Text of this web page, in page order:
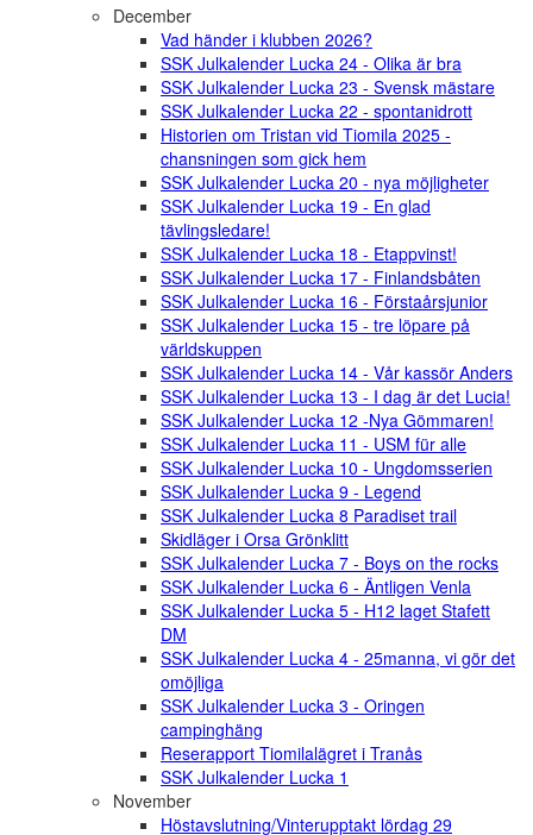
December
Vad händer i klubben 2026?
SSK Julkalender Lucka 24 - Olika är bra
SSK Julkalender Lucka 23 - Svensk mästare
SSK Julkalender Lucka 22 - spontanidrott
Historien om Tristan vid Tiomila 2025 -
chansningen som gick hem
SSK Julkalender Lucka 20 - nya möjligheter
SSK Julkalender Lucka 19 - En glad
tävlingsledare!
SSK Julkalender Lucka 18 - Etappvinst!
SSK Julkalender Lucka 17 - Finlandsbåten
SSK Julkalender Lucka 16 - Förstaårsjunior
SSK Julkalender Lucka 15 - tre löpare på
världskuppen
SSK Julkalender Lucka 14 - Vår kassör Anders
SSK Julkalender Lucka 13 - I dag är det Lucia!
SSK Julkalender Lucka 12 -Nya Gömmaren!
SSK Julkalender Lucka 11 - USM für alle
SSK Julkalender Lucka 10 - Ungdomsserien
SSK Julkalender Lucka 9 - Legend
SSK Julkalender Lucka 8 Paradiset trail
Skidläger i Orsa Grönklitt
SSK Julkalender Lucka 7 - Boys on the rocks
SSK Julkalender Lucka 6 - Äntligen Venla
SSK Julkalender Lucka 5 - H12 laget Stafett
DM
SSK Julkalender Lucka 4 - 25manna, vi gör det
omöjliga
SSK Julkalender Lucka 3 - Oringen
campinghäng
Reserapport Tiomilalägret i Tranås
SSK Julkalender Lucka 1
November
Höstavslutning/Vinterupptakt lördag 29